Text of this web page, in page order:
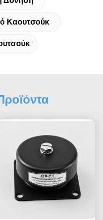
Καουτσούκ